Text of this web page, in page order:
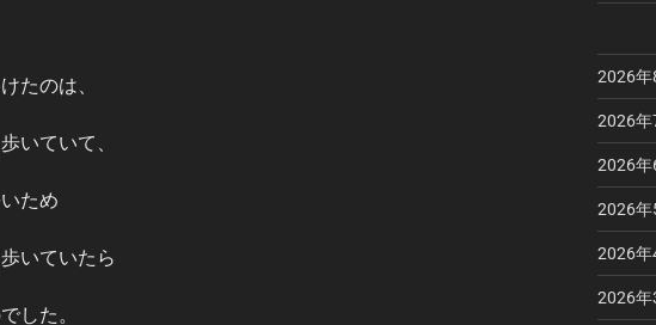
たのは、
いていて、
ため
いていたら
した。
2026年
2026年
2026年
2026年
2026年
2026年